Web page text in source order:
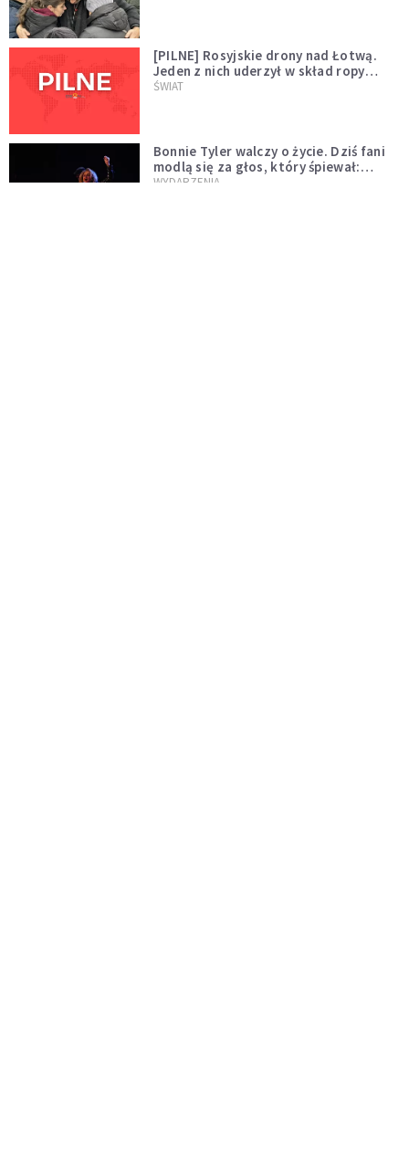
[PILNE] Rosyjskie drony nad Łotwą.
Jeden z nich uderzył w skład ropy
naftowej
ŚWIAT
Bonnie Tyler walczy o życie. Dziś fani
modlą się za głos, który śpiewał:
"Lord, help me"
WYDARZENIA